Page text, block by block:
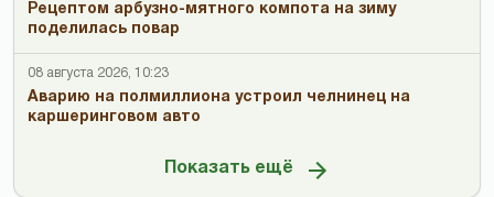
Рецептом арбузно-мятного компота на зиму
поделилась повар
08 августа 2026, 10:23
Аварию на полмиллиона устроил челнинец на
каршеринговом авто
Показать ещё